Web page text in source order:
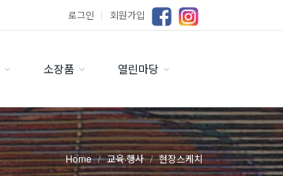
로그인 ｜ 회원가입
소장품 열린마당
Home 교육·행사 현장스케치